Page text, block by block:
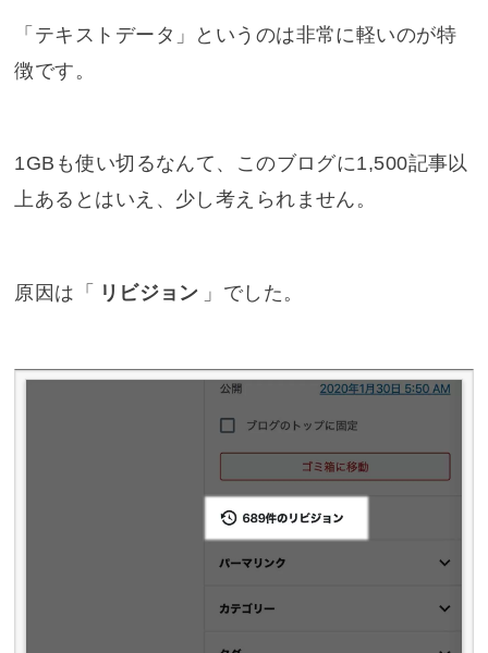
「テキストデータ」というのは非常に軽いのが特
徴です。
1GBも使い切るなんて、このブログに1,500記事以
上あるとはいえ、少し考えられません。
原因は「 リビジョン 」でした。